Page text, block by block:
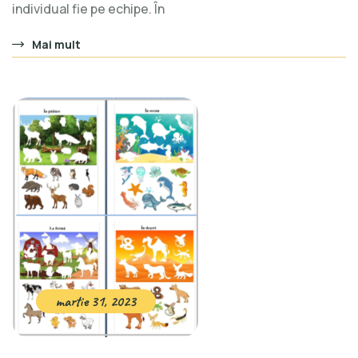
individual fie pe echipe. În
Mai mult
martie 31, 2023